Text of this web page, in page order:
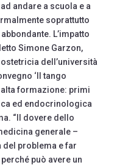
andare a scuola e a
soprattutto
L’impatto
Simone Garzon,
dell’università
‘Il tango
formazione: primi
ed endocrinologica
“Il dovere dello
generale –
problema e far
può avere un